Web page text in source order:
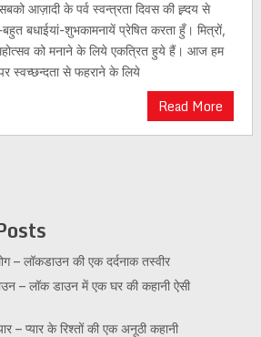
आज़ादी के पर्व स्वन्त्रता दिवस की ह्र्दय से
बधाईयां-शुभकामनायें प्रेषित करता हुँ। मित्रों,
को मनाने के लिये एकत्रित हुये हैं। आज हम
स्वच्छन्दता से फहराने के लिये
Read More
– लॉकडाउन की एक दर्दनाक तस्वीर
– लॉक डाउन में एक घर की कहानी ऐसी
– प्यार के रिश्तों की एक अनूठी कहानी